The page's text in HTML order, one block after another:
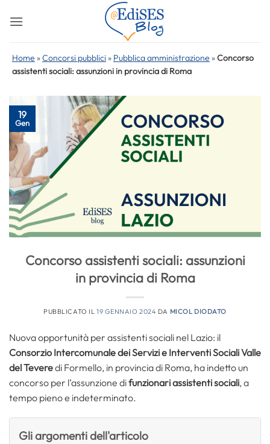
Home »Concorsi pubblici » Pubblica amministrazione »Concorso
assistenti sociali: assunzioni in provincia di Roma
19
Gen
Concorso assistenti sociali: assunzioni
in provincia di Roma
PUBBLICATO IL 19 GENNAIO 2024 DA MICOL DIODATO
Nuova opportunità per assistenti sociali nel Lazio: il
Consorzio Intercomunale dei Servizi e Interventi Sociali Valle
del Teveredi Formello, in provincia di Roma, ha indetto un
concorso per l’assunzione difunzionari assistenti sociali, a
tempo pieno e indeterminato.
Gli argomenti dell'articolo